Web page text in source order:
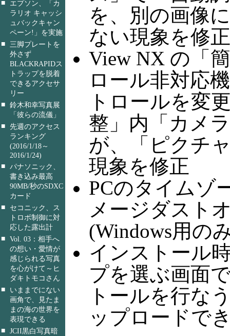
■
エプソン、「カ
ラリオ キャッシ
ュバックキャン
ペーン!」を実施
■ 三脚プレートを
外さず
BLACKRAPIDス
トラップを脱着
できるアクセサ
リー
■ 鈴木和幸写真展
「彼らの流儀」
■ 先週のアクセス
ランキング
(2016/1/18～
2016/1/24)
■ パナソニック、
書き込み最高
90MB/秒のSDXC
カード
■
セコニック、ス
トロボ制御に対
応した露出計
■ Vol. 03：相手へ
の想い・愛情が
感じられる写真
を心がけて～ヒ
ダキトモコさん
■
いままでにない
画角で、見たま
まの海の世界を
表現できる
■ JCII黒白写真暗
を、別の画像
ない現象を修正
View NX の「
ロール非対応
トロールを変
整」内「カメ
が、「ピクチ
現象を修正
PCのタイムゾ
メージダスト
(Windows用の
インストール
プを選ぶ画面
トールを行な
ップロードで